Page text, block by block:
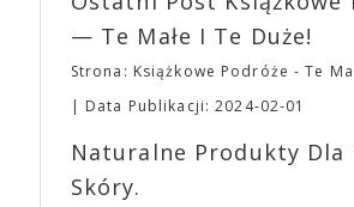
— Te Małe I Te Duże!
Strona: Książkowe Podróże - Te
Data Publikacji: 2024-02-01
Naturalne Produkty Dla
Skóry.